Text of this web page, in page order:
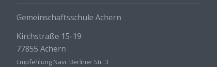
Gemeinschaftsschule Achern
Kirchstraße 15-19
77855 Achern
Empfehlung Navi: Berliner Str. 3